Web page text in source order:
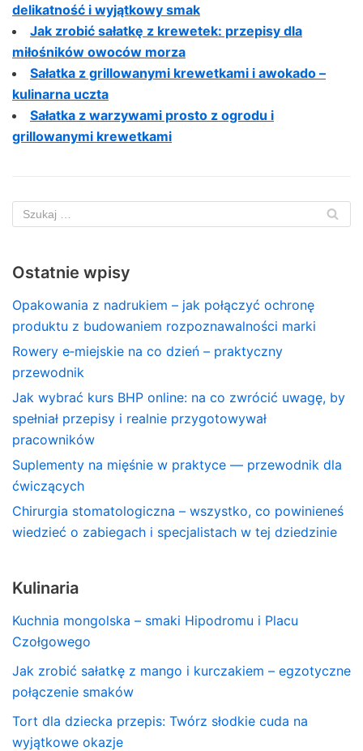
delikatność i wyjątkowy smak
Jak zrobić sałatkę z krewetek: przepisy dla
miłośników owoców morza
Sałatka z grillowanymi krewetkami i awokado –
kulinarna uczta
Sałatka z warzywami prosto z ogrodu i
grillowanymi krewetkami
Ostatnie wpisy
Opakowania z nadrukiem – jak połączyć ochronę
produktu z budowaniem rozpoznawalności marki
Rowery e‑miejskie na co dzień – praktyczny
przewodnik
Jak wybrać kurs BHP online: na co zwrócić uwagę, by
spełniał przepisy i realnie przygotowywał
pracowników
Suplementy na mięśnie w praktyce — przewodnik dla
ćwiczących
Chirurgia stomatologiczna – wszystko, co powinieneś
wiedzieć o zabiegach i specjalistach w tej dziedzinie
Kulinaria
Kuchnia mongolska – smaki Hipodromu i Placu
Czołgowego
Jak zrobić sałatkę z mango i kurczakiem – egzotyczne
połączenie smaków
Tort dla dziecka przepis: Twórz słodkie cuda na
wyjątkowe okazje